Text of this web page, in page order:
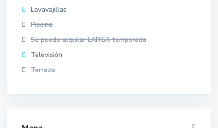
Lavavajillas
Piscina
Se puede alquilar LARGA temporada
Televisión
Terraza